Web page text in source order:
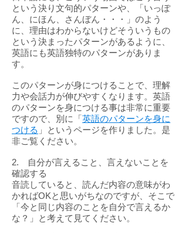
という決り文句的パターンや、「いっぽ
ん、にほん、さんぼん・・・」のよう
に、理由はわからないけどそういうもの
という決まったパターンがあるように、
英語にも英語独特のパターンがありま
す。
このパターンが身につけることで、理解
力や会話力が伸びやすくなります。英語
のパターンを身につける事は非常に重要
ですので、別に「英語のパターンを身に
つける 」というページを作りました。是
非ご覧ください。
2. 自分が言えること、言えないことを
確認する
音読していると、読んだ内容の意味がわ
かればOKと思いがちなのですが、そこで
「今と同じ内容のことを自分で言えるか
な？」と考えて見てください。